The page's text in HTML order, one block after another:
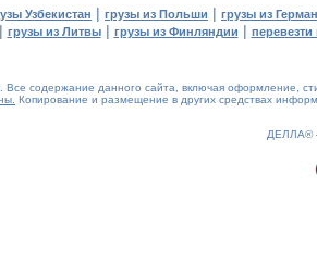
Узбекистан | грузы из Польши | грузы из
| грузы из Литвы| грузы из Финляндии | перевезти
содержание данного сайта, включая оформление,
Копирование и размещение в других средствах